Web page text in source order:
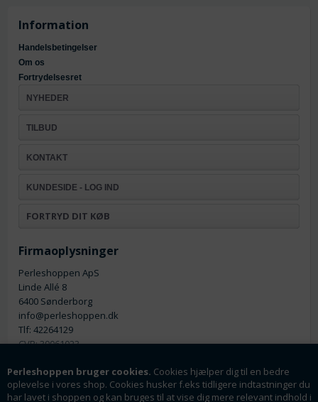
Perleshoppen bruger cookies. Cookies hjælper dig til en bedre
oplevelse i vores shop. Cookies husker f.eks tidligere indtastninger du
har lavet i shoppen og kan bruges til at vise dig mere relevant indhold i
Information
Handelsbetingelser
Om os
Fortrydelsesret
NYHEDER
TILBUD
KONTAKT
KUNDESIDE - LOG IND
FORTRYD DIT KØB
Firmaoplysninger
Perleshoppen ApS
Linde Allé 8
6400 Sønderborg
info@perleshoppen.dk
Tlf: 42264129
CVR: 39061023